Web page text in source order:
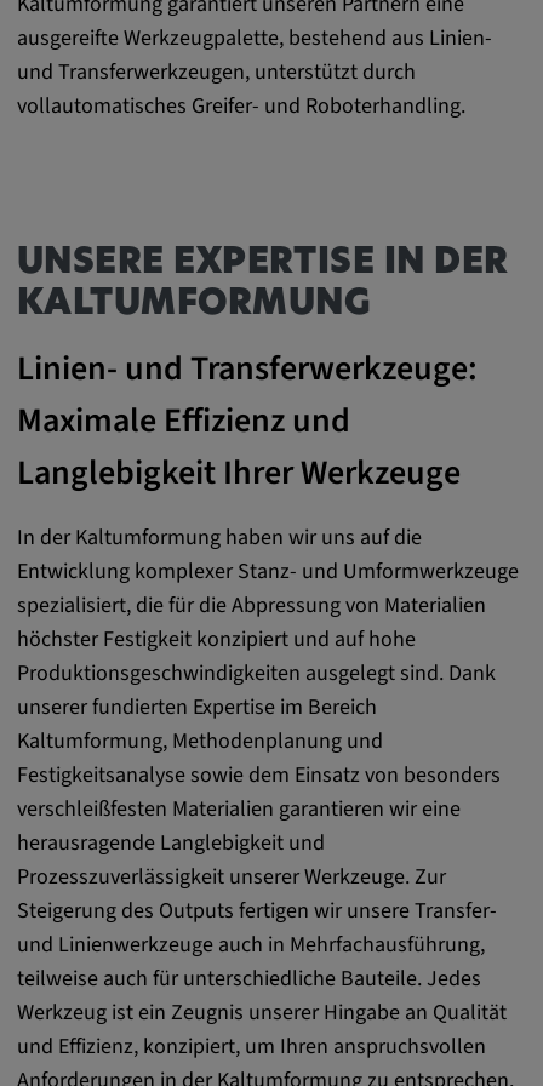
ausgereifte Werkzeugpalette, bestehend aus Linien-
und Transferwerkzeugen, unterstützt durch
vollautomatisches Greifer- und Roboterhandling.
UNSERE EXPERTISE IN DER
KALTUMFORMUNG
Linien- und Transferwerkzeuge:
Maximale Effizienz und
Langlebigkeit Ihrer Werkzeuge
In der Kaltumformung haben wir uns auf die
Entwicklung komplexer Stanz- und Umformwerkzeuge
spezialisiert, die für die Abpressung von Materialien
höchster Festigkeit konzipiert und auf hohe
Produktionsgeschwindigkeiten ausgelegt sind. Dank
unserer fundierten Expertise im Bereich
Kaltumformung, Methodenplanung und
Festigkeitsanalyse sowie dem Einsatz von besonders
verschleißfesten Materialien garantieren wir eine
herausragende Langlebigkeit und
Prozesszuverlässigkeit unserer Werkzeuge. Zur
Steigerung des Outputs fertigen wir unsere Transfer-
und Linienwerkzeuge auch in Mehrfachausführung,
teilweise auch für unterschiedliche Bauteile. Jedes
Werkzeug ist ein Zeugnis unserer Hingabe an Qualität
und Effizienz, konzipiert, um Ihren anspruchsvollen
Name:
cookie_consent
Zweck:
Dieses Cookie speichert die
Notwendig, um Inhalte von externen Medien-
Plattformen anzuzeigen.
Google Maps
Name:
DV, SOCS, NID, AEC, CONSENT, OGPC
Anbieter:
google.com
Zweck:
Mit diesen Cookie werden die Präferenzen
und sonstige Informationen des Nutzers
Cookie Laufzeit:
3 Tage
Youtube
Name:
VISITOR_INFO1_LIVE, YSC, CONSENT,
yt.innertube::nextId, yt.innertube::requests,
yt-remote-cast-installed, yt-remote-